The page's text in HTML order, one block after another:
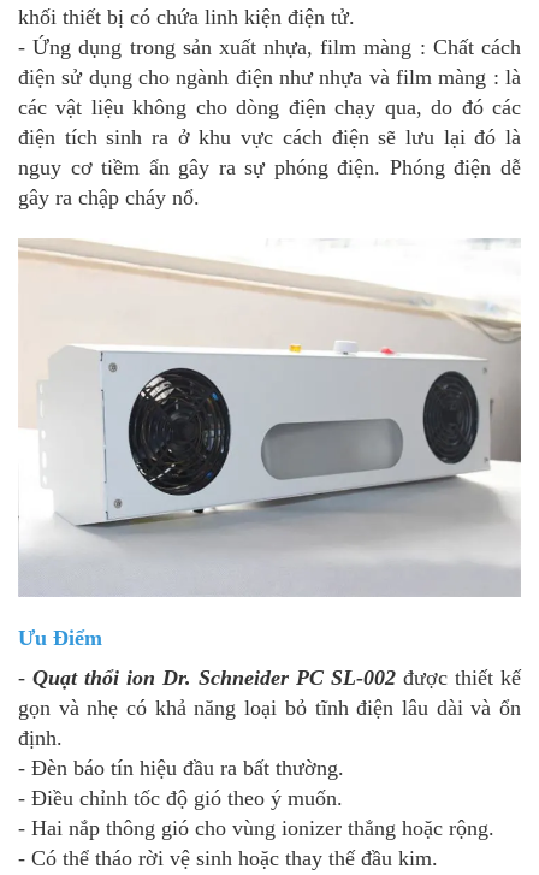
khối thiết bị có chứa linh kiện điện tử.
- Ứng dụng trong sản xuất nhựa, film màng : Chất cách
điện sử dụng cho ngành điện như nhựa và film màng : là
các vật liệu không cho dòng điện chạy qua, do đó các
điện tích sinh ra ở khu vực cách điện sẽ lưu lại đó là
nguy cơ tiềm ẩn gây ra sự phóng điện. Phóng điện dễ
gây ra chập cháy nổ.
Ưu Điểm
- Quạt thổi ion Dr. Schneider PC SL-002 được thiết kế
gọn và nhẹ có khả năng loại bỏ tĩnh điện lâu dài và ổn
định.
- Đèn báo tín hiệu đầu ra bất thường.
- Điều chỉnh tốc độ gió theo ý muốn.
- Hai nắp thông gió cho vùng ionizer thẳng hoặc rộng.
- Có thể tháo rời vệ sinh hoặc thay thế đầu kim.